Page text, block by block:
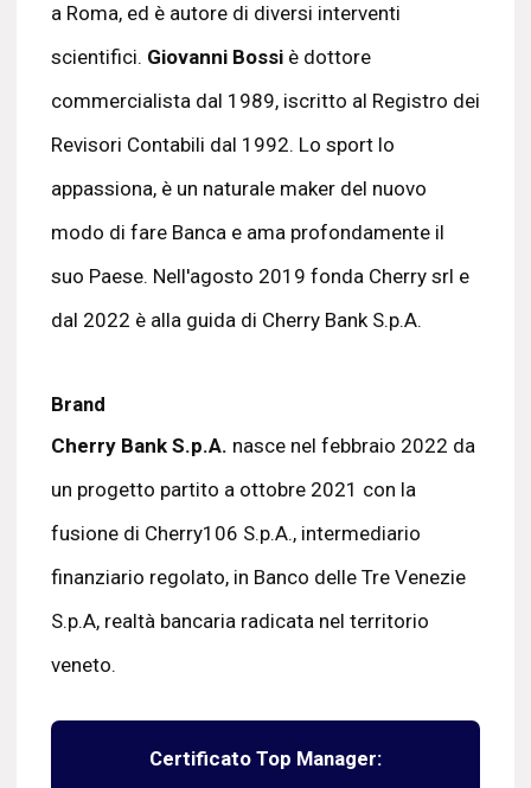
a Roma, ed è autore di diversi interventi
scientifici. Giovanni Bossi è dottore
commercialista dal 1989, iscritto al Registro dei
Revisori Contabili dal 1992. Lo sport lo
appassiona, è un naturale maker del nuovo
modo di fare Banca e ama profondamente il
suo Paese. Nell'agosto 2019 fonda Cherry srl e
dal 2022 è alla guida di Cherry Bank S.p.A.
Brand
Cherry Bank S.p.A. nasce nel febbraio 2022 da
un progetto partito a ottobre 2021 con la
fusione di Cherry106 S.p.A., intermediario
finanziario regolato, in Banco delle Tre Venezie
S.p.A, realtà bancaria radicata nel territorio
veneto.
Certificato Top Manager: